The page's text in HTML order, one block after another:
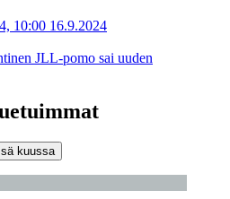
10:00 16.9.2024
JLL-pomo sai uuden
kuussa